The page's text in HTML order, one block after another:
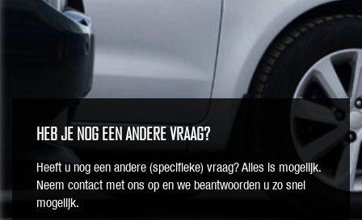
HEB JE NOG EEN ANDERE VRAAG?
Heeft u nog een andere (specifieke) vraag? Alles is mogelijk.
Neem contact met ons op en we beantwoorden u zo snel
mogelijk.